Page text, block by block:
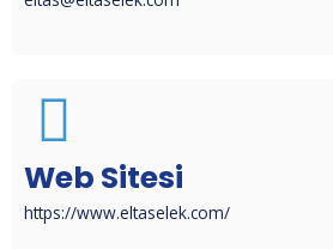
Web Sitesi
https://www.eltaselek.com/